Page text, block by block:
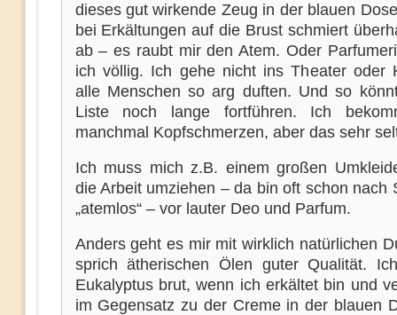
dieses gut wirkende Zeug in der blauen
bei Erkältungen auf die Brust schmiert
ab – es raubt mir den Atem. Oder
ich völlig. Ich gehe nicht ins Theater oder
alle Menschen so arg duften. Und so
Liste noch lange fortführen. Ich
manchmal Kopfschmerzen, aber das sehr
Ich muss mich z.B. einem großen
die Arbeit umziehen – da bin oft schon nach
„atemlos“ – vor lauter Deo und Parfum.
Anders geht es mir mit wirklich natürlichen
sprich ätherischen Ölen guter Qualität.
Eukalyptus brut, wenn ich erkältet bin und
im Gegensatz zu der Creme in der blauen